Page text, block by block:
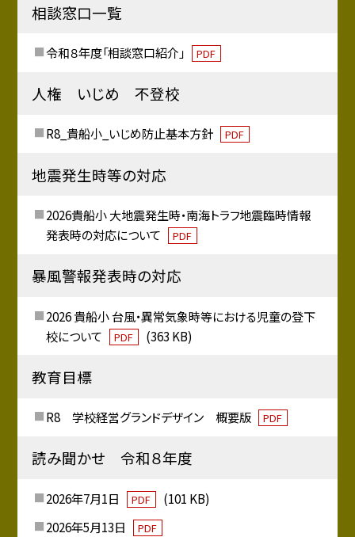
相談窓口一覧
令和８年度「相談窓口紹介」 PDF
人権 いじめ 不登校
R8_貴船小_いじめ防止基本方針 PDF
地震発生時等の対応
2026貴船小 大地震発生時・南海トラフ地震臨時情報
発表時の対応について
PDF
暴風警報発表時の対応
2026 貴船小 台風・異常気象時等における児童の登下
校について
PDF (363 KB)
教育目標
R8 学校経営グランドデザイン 概要版 PDF
読み聞かせ 令和８年度
2026年7月1日 PDF
(101 KB)
2026年5月13日
PDF